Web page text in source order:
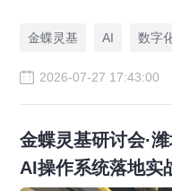
链、AI 设计全场景。
金蝶灵基 AI 数字
2026-07-27 17:43:00
金蝶灵基研讨会·
AI操作系统落地实